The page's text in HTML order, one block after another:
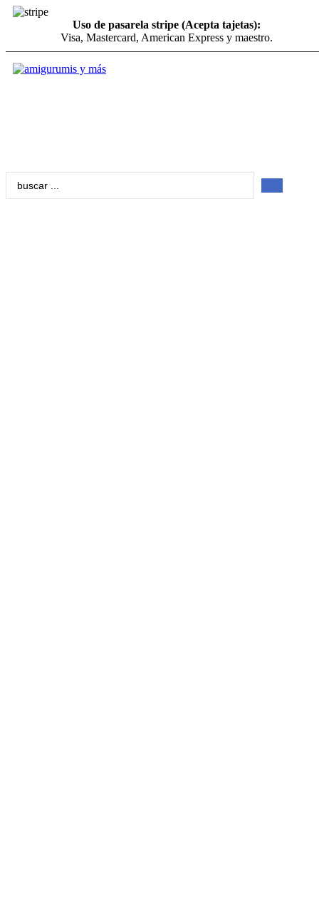
Uso de pasarela stripe (Acepta tajetas):
Visa, Mastercard, American Express y maestro.